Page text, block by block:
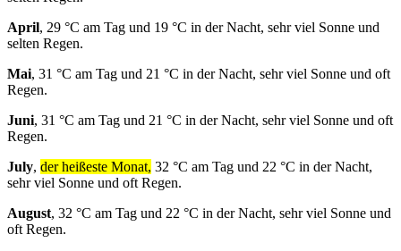
April, 29 °C am Tag und 19 °C in der Nacht, sehr viel Sonne und
selten Regen.
Mai, 31 °C am Tag und 21 °C in der Nacht, sehr viel Sonne und oft
Regen.
Juni, 31 °C am Tag und 21 °C in der Nacht, sehr viel Sonne und oft
Regen.
July, der heißeste Monat, 32 °C am Tag und 22 °C in der Nacht,
sehr viel Sonne und oft Regen.
August, 32 °C am Tag und 22 °C in der Nacht, sehr viel Sonne und
oft Regen.